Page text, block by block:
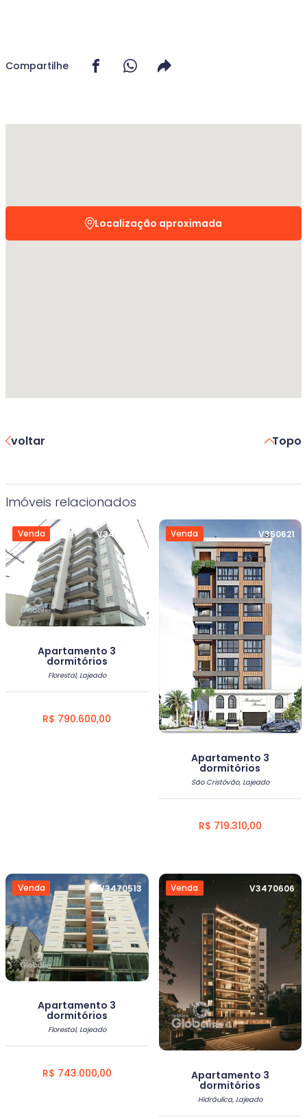
Compartilhe
Localização aproximada
voltar Topo
Imóveis relacionados
Venda V3470505
Apartamento 3
dormitórios
Florestal, Lajeado
R$ 790.600,00
Venda V350621
Apartamento 3
dormitórios
São Cristóvão, Lajeado
R$ 719.310,00
Venda V3470513
Apartamento 3
dormitórios
Florestal, Lajeado
R$ 743.000,00
Venda V3470606
Apartamento 3
dormitórios
Hidráulica, Lajeado